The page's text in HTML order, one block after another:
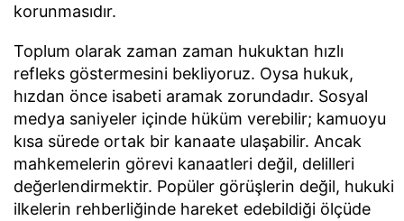
korunmasıdır.
Toplum olarak zaman zaman hukuktan hızlı
refleks göstermesini bekliyoruz. Oysa hukuk,
hızdan önce isabeti aramak zorundadır. Sosyal
medya saniyeler içinde hüküm verebilir; kamuoyu
kısa sürede ortak bir kanaate ulaşabilir. Ancak
mahkemelerin görevi kanaatleri değil, delilleri
değerlendirmektir. Popüler görüşlerin değil, hukuki
ilkelerin rehberliğinde hareket edebildiği ölçüde